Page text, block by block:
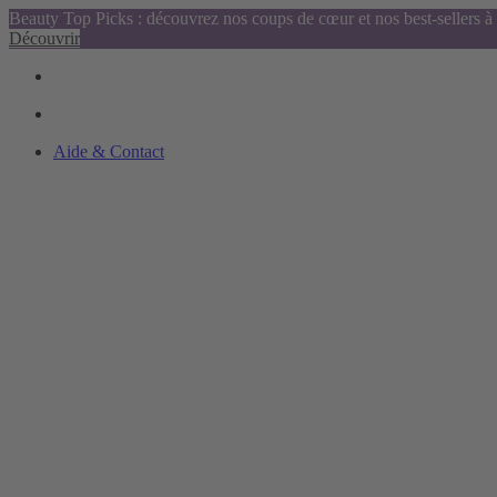
Beauty Top Picks : découvrez nos coups de cœur et nos best-sellers
Découvrir
Aide & Contact